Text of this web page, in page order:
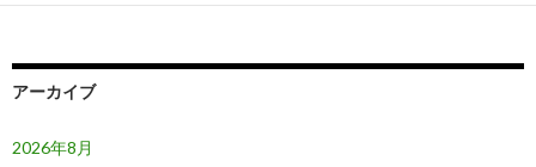
ョ
アーカイブ
2026年8月